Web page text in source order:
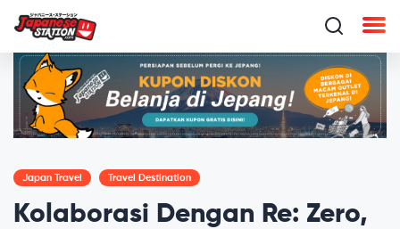
Japan Travel Travel Destination
Kolaborasi Dengan Re: Zero,